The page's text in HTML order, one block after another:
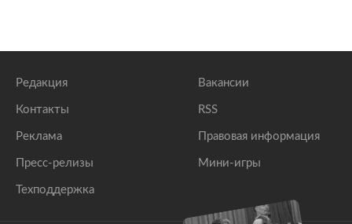
Редакция
Контакты
Реклама
Пресс-релизы
Техподдержка
Вакансии
RSS
Правовая информация
Мини-игры